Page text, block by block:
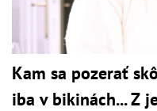
Kam sa pozerať
iba v bikinách... Z